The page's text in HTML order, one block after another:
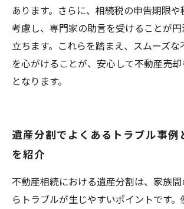
あります。さらに、相続税の申告期限
考慮し、専門家の助言を受けることが
立ちます。これらを踏まえ、スムーズ
を心がけることが、安心して不動産売
となります。
遺産分割でよくあるトラブル事例
を紹介
不動産相続における遺産分割は、家族
らトラブルが生じやすいポイントです